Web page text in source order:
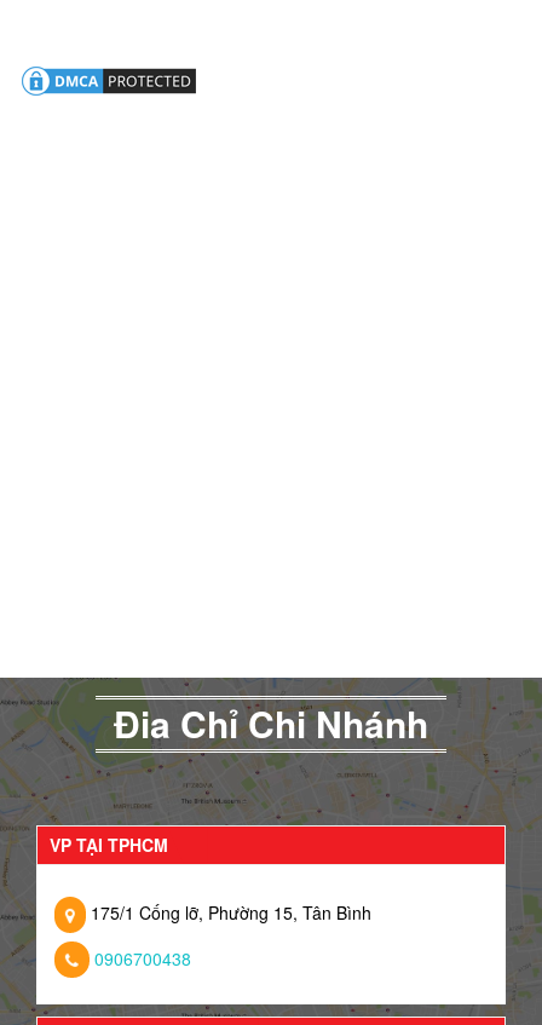
Đia Chỉ Chi Nhánh
VP TẠI TPHCM
175/1 Cống lỡ, Phường 15, Tân Bình
0906700438